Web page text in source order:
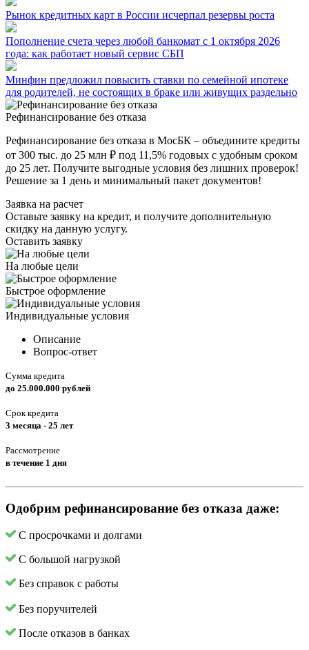
Рынок кредитных карт в России исчерпал резервы роста
Пополнение счета через любой банкомат с 1 октября 2026
года: как работает новый сервис СБП
Минфин предложил повысить ставки по семейной ипотеке
для родителей, не состоящих в браке или живущих раздельно
Рефинансирование без отказа
Рефинансирование без отказа в МосБК – объедините кредиты
от 300 тыс. до 25 млн ₽ под 11,5% годовых с удобным сроком
до 25 лет. Получите выгодные условия без лишних проверок!
Решение за 1 день и минимальный пакет документов!
Заявка на расчет
Оставьте заявку на кредит, и получите дополнительную
скидку на данную услугу.
Оставить заявку
На любые цели
Быстрое оформление
Индивидуальные условия
Описание
Вопрос-ответ
Сумма кредита
до 25.000.000 рублей
Срок кредита
3 месяца - 25 лет
Рассмотрение
в течение 1 дня
Одобрим рефинансирование без отказа даже:
С просрочками и долгами
С большой нагрузкой
Без справок с работы
Без поручителей
После отказов в банках